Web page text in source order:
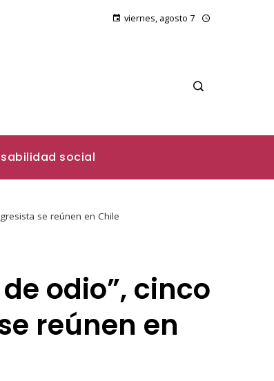
viernes, agosto 7
social
se reúnen en Chile
odio”, cinco
reúnen en